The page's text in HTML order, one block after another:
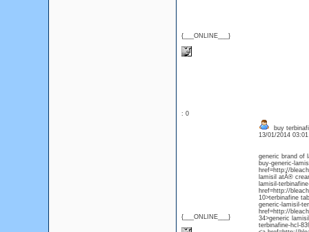
{___ONLINE___}
: 0
{___ONLINE___}
buy
13/01/2014
generic brand of
buy-generic-
href=http://
lamisil atÂ®
lamisil-
href=http://
10>terbinafine
generic-lamisil-
href=http://
34>generic
terbinafine-hcl-